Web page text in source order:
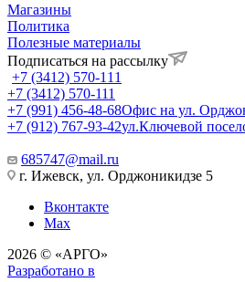
Магазины
Политика
Полезные материалы
Подписаться на рассылку
+7 (3412) 570-111
+7 (3412) 570-111
+7 (991) 456-48-68Офис на ул.
+7 (912) 767-93-42ул.Ключевой
685747@mail.ru
г. Ижевск, ул. Орджоникидзе 5
Вконтакте
Max
2026 © «АРГО»
Разработано в